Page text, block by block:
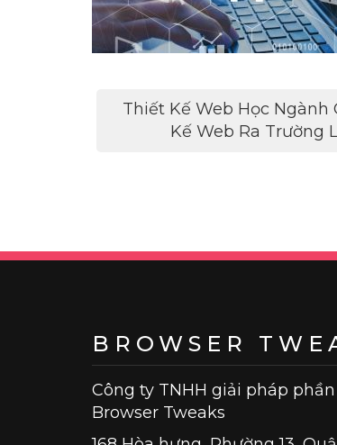
Điều
hướng
Thiết Kế Web Học Ngành
Kế Web Ra Trường
BROWSER
Công ty TNHH giải pháp
Browser Tweaks